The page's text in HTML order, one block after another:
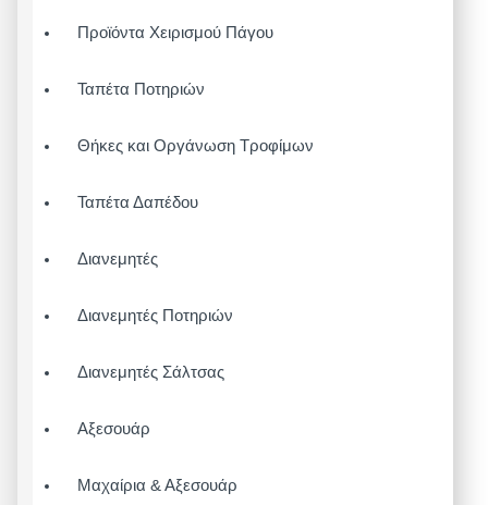
Προϊόντα Χειρισμού Πάγου
Ταπέτα Ποτηριών
Θήκες και Οργάνωση Τροφίμων
Ταπέτα Δαπέδου
Διανεμητές
Διανεμητές Ποτηριών
Διανεμητές Σάλτσας
Αξεσουάρ
Μαχαίρια & Αξεσουάρ